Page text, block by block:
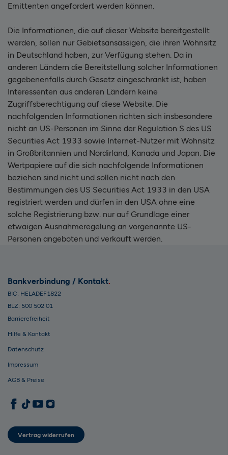
Emittenten angefordert werden können.
Die Informationen, die auf dieser Website bereitgestellt
werden, sollen nur Gebietsansässigen, die ihren Wohnsitz
in Deutschland haben, zur Verfügung stehen. Da in
anderen Ländern die Bereitstellung solcher Informationen
gegebenenfalls durch Gesetz eingeschränkt ist, haben
Interessenten aus anderen Ländern keine
Zugriffsberechtigung auf diese Website. Die
nachfolgenden Informationen richten sich insbesondere
nicht an US-Personen im Sinne der Regulation S des US
Securities Act 1933 sowie Internet-Nutzer mit Wohnsitz
in Großbritannien und Nordirland, Kanada und Japan. Die
Wertpapiere auf die sich nachfolgende Informationen
beziehen sind nicht und sollen nicht nach den
Bestimmungen des US Securities Act 1933 in den USA
registriert werden und dürfen in den USA ohne eine
solche Registrierung bzw. nur auf Grundlage einer
etwaigen Ausnahmeregelung an vorgenannte US-
Personen angeboten und verkauft werden.
Bankverbindung / Kontakt
BIC: HELADEF1822
BLZ: 500 502 01
Barrierefreiheit
Hilfe & Kontakt
Datenschutz
Impressum
AGB & Preise
1822direkt auf Facebook
1822direkt auf TikTok
1822direkt auf YouTube
1822direkt auf Instagram
Vertrag widerrufen